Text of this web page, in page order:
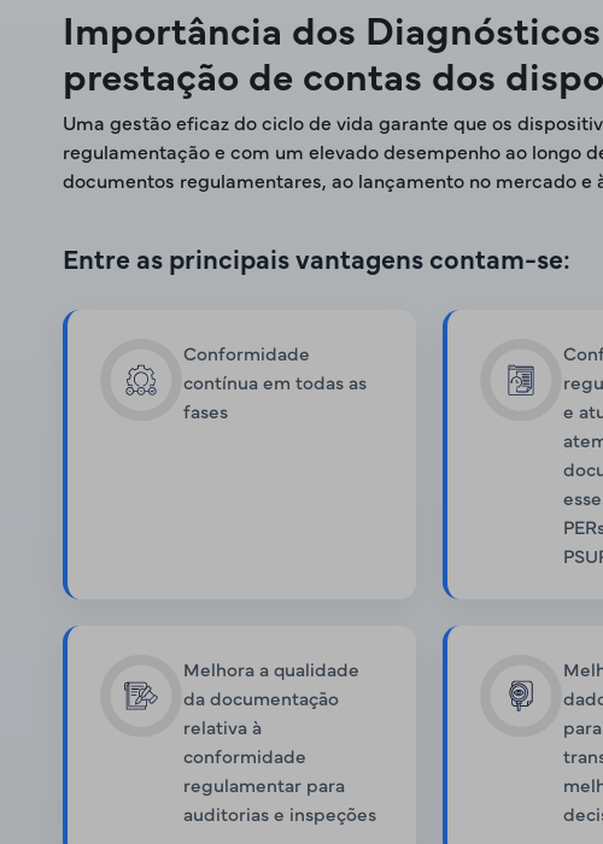
Importância dos
prestação de contas dos
Uma gestão eficaz do ciclo de vida garante que os
regulamentação e com um elevado desempenho ao longo
documentos regulamentares, ao lançamento no mercado
Entre as principais vantagens contam-se:
Conformidade
contínua em todas as
fases
e
Melhora a qualidade
da documentação
relativa à
conformidade
regulamentar para
auditorias e inspeções